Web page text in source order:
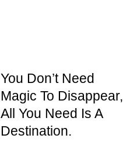
You Don’t Need
Magic To Disappear,
All You Need Is A
Destination.